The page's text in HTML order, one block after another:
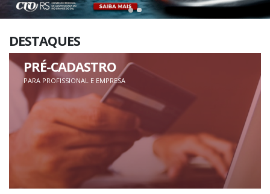
DESTAQUES
PRÉ-CADASTRO
PARA PROFISSIONAL E EMPRESA